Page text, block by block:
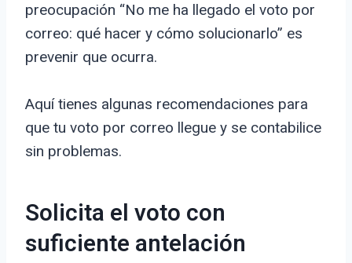
preocupación “No me ha llegado el voto por
correo: qué hacer y cómo solucionarlo” es
prevenir que ocurra.
Aquí tienes algunas recomendaciones para
que tu voto por correo llegue y se contabilice
sin problemas.
Solicita el voto con
suficiente antelación